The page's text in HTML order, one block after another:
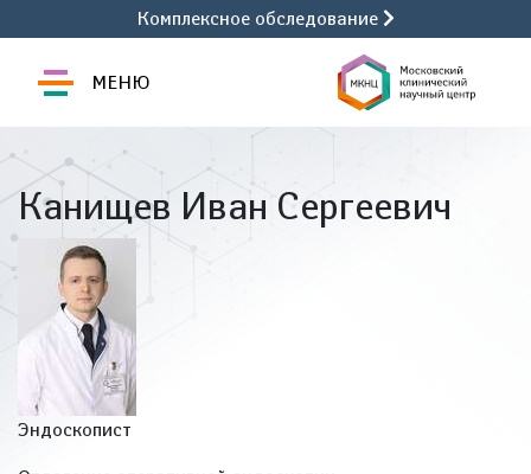
Комплексное обследование
МЕНЮ
Канищев Иван Сергеевич
Эндоскопист